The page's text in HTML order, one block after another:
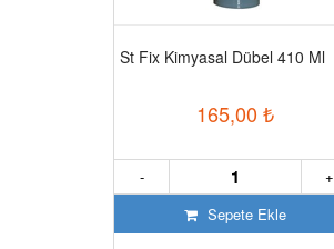
St Fix Kimyasal Dübel 410 Ml
165,00 ₺
+
-
Sepete Ekle